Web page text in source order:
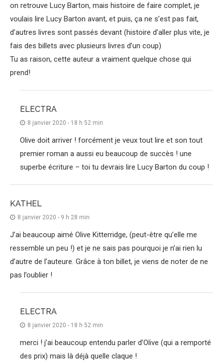
on retrouve Lucy Barton, mais histoire de faire complet, je
voulais lire Lucy Barton avant, et puis, ça ne s’est pas fait,
d’autres livres sont passés devant (histoire d’aller plus vite, je
fais des billets avec plusieurs livres d’un coup)
Tu as raison, cette auteur a vraiment quelque chose qui
prend!
ELECTRA
8 janvier 2020 - 18 h 52 min
Olive doit arriver ! forcément je veux tout lire et son tout
premier roman a aussi eu beaucoup de succès ! une
superbe écriture – toi tu devrais lire Lucy Barton du coup !
KATHEL
8 janvier 2020 - 9 h 28 min
J’ai beaucoup aimé Olive Kitterridge, (peut-être qu’elle me
ressemble un peu !) et je ne sais pas pourquoi je n’ai rien lu
d’autre de l’auteure. Grâce à ton billet, je viens de noter de ne
pas l’oublier !
ELECTRA
8 janvier 2020 - 18 h 52 min
merci ! j’ai beaucoup entendu parler d’Olive (qui a remporté
des prix) mais là déjà quelle claque !